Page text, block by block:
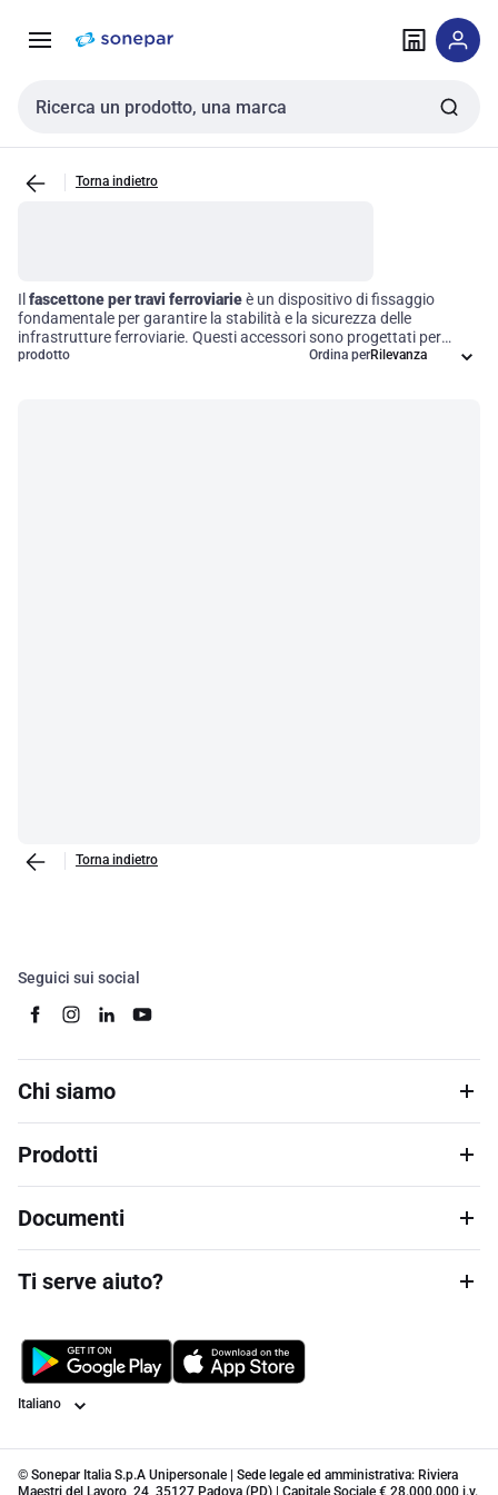
navigazione alla
Cerca input
Torna indietro
Il fascettone per travi ferroviarieè un dispositivo di fissaggio
fondamentale per garantire la stabilità e la sicurezza delle
infrastrutture ferroviarie. Questi accessori sono progettati per
mantenere saldamente in posizione le travi, adattandosi a diverse
prodotto Ordina per
Torna indietro
Seguici sui social
Chi siamo
Prodotti
Documenti
Ti serve aiuto?
Lingua
© Sonepar Italia S.p.A Unipersonale | Sede legale ed amministrativa: Riviera
Maestri del Lavoro, 24, 35127 Padova (PD) | Capitale Sociale € 28.000.000 i.v.